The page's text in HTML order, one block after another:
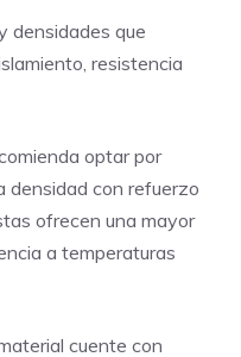
densidades que
resistencia
optar por
densidad con refuerzo
ofrecen una mayor
a temperaturas
cuente con